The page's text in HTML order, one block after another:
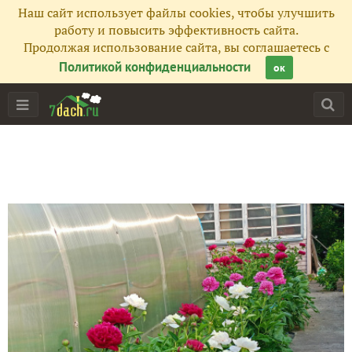
Наш сайт использует файлы cookies, чтобы улучшить
работу и повысить эффективность сайта.
Продолжая использование сайта, вы соглашаетесь с
Политикой конфиденциальности
ок
Все публикации 757
534
Сейчас обсуждают